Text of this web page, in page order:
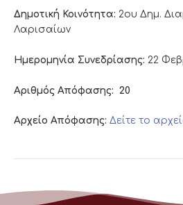
Δημοτική Κοινότητα: 2ου Δημ.
Λαρισαίων
Ημερομηνία Συνεδρίασης: 22
Αριθμός Απόφασης: 20
Αρχείο Απόφασης: Δείτε το